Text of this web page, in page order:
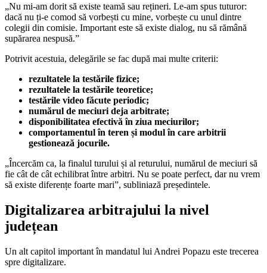
„Nu mi-am dorit să existe teamă sau rețineri. Le-am spus tuturor:
dacă nu ți-e comod să vorbești cu mine, vorbește cu unul dintre
colegii din comisie. Important este să existe dialog, nu să rămână
supărarea nespusă.”
Potrivit acestuia, delegările se fac după mai multe criterii:
rezultatele la testările fizice;
rezultatele la testările teoretice;
testările video făcute periodic;
numărul de meciuri deja arbitrate;
disponibilitatea efectivă în ziua meciurilor;
comportamentul în teren și modul în care arbitrii
gestionează jocurile.
„Încercăm ca, la finalul turului și al returului, numărul de meciuri să
fie cât de cât echilibrat între arbitri. Nu se poate perfect, dar nu vrem
să existe diferențe foarte mari”, subliniază președintele.
Digitalizarea arbitrajului la nivel
județean
Un alt capitol important în mandatul lui Andrei Popazu este trecerea
spre digitalizare.